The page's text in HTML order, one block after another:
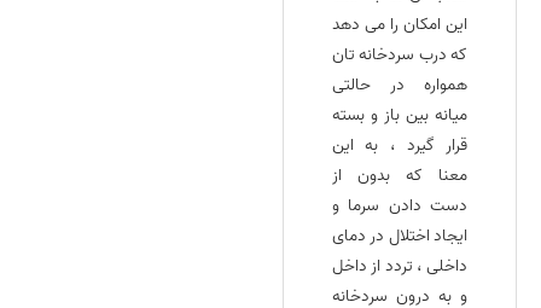
این امکان را می‌ دهد
که درب سردخانه‌ تان
همواره در حالتی
میانه بین باز و بسته
قرار گیرد ، به این
معنا که بدون از
دست دادن سرما و
ایجاد اختلال در دمای
داخلی ، تردد از داخل
و به درون سردخانه